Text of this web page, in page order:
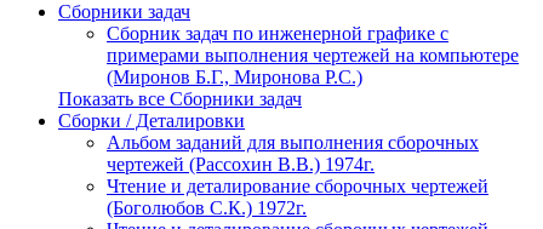
Сборники задач
Сборник задач по инженерной графике с
примерами выполнения чертежей на компьютере
(Миронов Б.Г., Миронова Р.С.)
Показать все Сборники задач
Сборки / Деталировки
Альбом заданий для выполнения сборочных
чертежей (Рассохин В.В.) 1974г.
Чтение и деталирование сборочных чертежей
(Боголюбов С.К.) 1972г.